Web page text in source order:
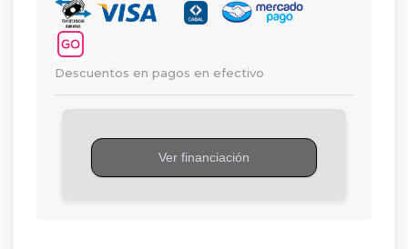
Descuentos en pagos en efectivo